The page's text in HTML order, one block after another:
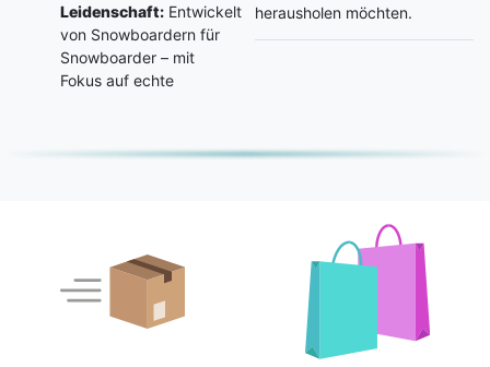
Leidenschaft: Entwickelt
von Snowboardern für
Snowboarder – mit
Fokus auf echte
herausholen möchten.